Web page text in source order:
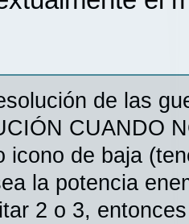
de las
CUANDO
icono de baja
la potencia
2 o 3,